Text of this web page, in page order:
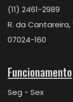
(11) 2461-2989
R. da Cantareira,
07024-160
Funcionamento
Seg - Sex